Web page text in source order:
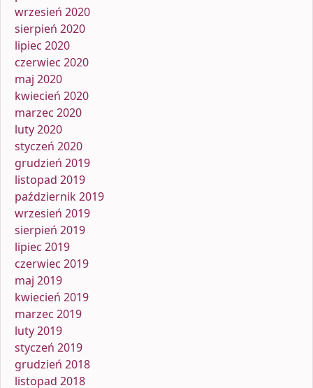
wrzesień 2020
sierpień 2020
lipiec 2020
czerwiec 2020
maj 2020
kwiecień 2020
marzec 2020
luty 2020
styczeń 2020
grudzień 2019
listopad 2019
październik 2019
wrzesień 2019
sierpień 2019
lipiec 2019
czerwiec 2019
maj 2019
kwiecień 2019
marzec 2019
luty 2019
styczeń 2019
grudzień 2018
listopad 2018